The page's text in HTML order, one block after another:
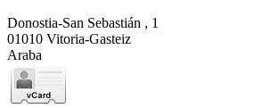
Donostia-San Sebastián , 1
01010 Vitoria-Gasteiz
Araba